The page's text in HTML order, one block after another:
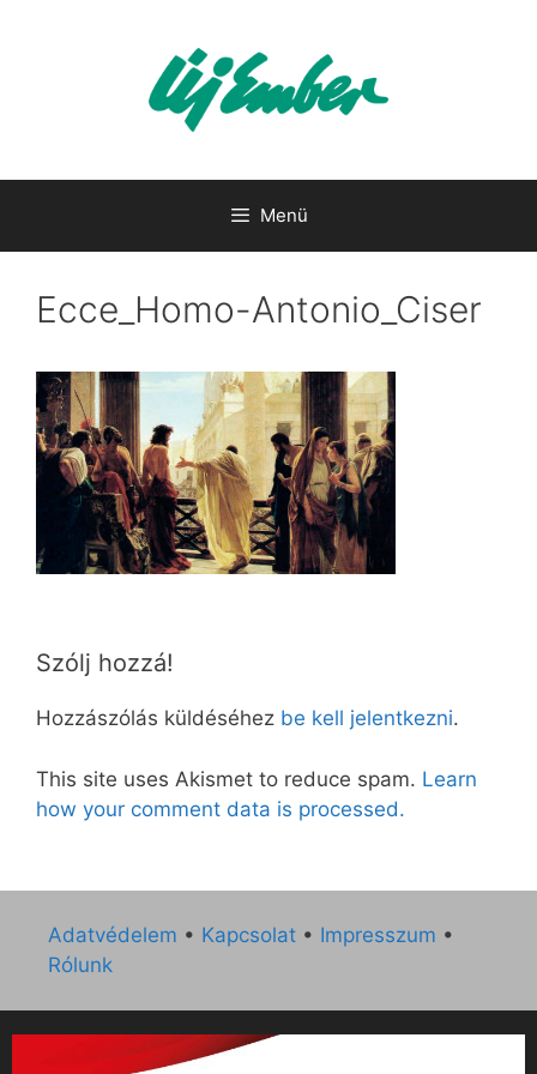
Menü
Ecce_Homo-Antonio_Ciser
Szólj hozzá!
Hozzászólás küldéséhez be kell jelentkezni.
This site uses Akismet to reduce spam. Learn
how your comment data is processed.
Adatvédelem • Kapcsolat • Impresszum •
Rólunk